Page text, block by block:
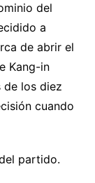
del
a
de abrir el
Kang-in
de los diez
cuando
partido.